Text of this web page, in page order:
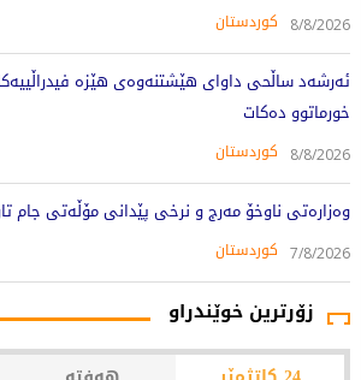
8/8/2026 کوردستان
ئەرشەد ساڵحی داوای هێشتنەوەی هێزە
خورماتوو دەکات
8/8/2026 کوردستان
وەزارەتی ناوخۆ مەرج و نرخی پێدانی مۆڵەتی جام
7/8/2026 کوردستان
زۆرترین خوێندراو